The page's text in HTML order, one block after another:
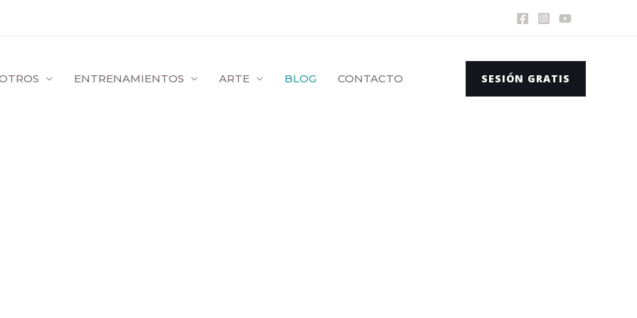
ENTRENAMIENTOS ARTE BLOG CONTACTO SESIÓN GRATIS